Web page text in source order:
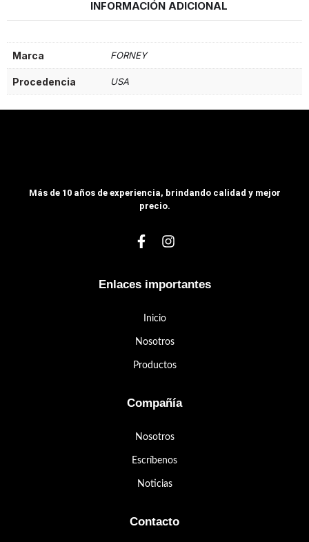
INFORMACIÓN ADICIONAL
Marca FORNEY
Procedencia USA
Más de 10 años de experiencia, brindando calidad y mejor
precio.
Enlaces importantes
Inicio
Nosotros
Productos
Compañía
Nosotros
Escríbenos
Noticias
Contacto